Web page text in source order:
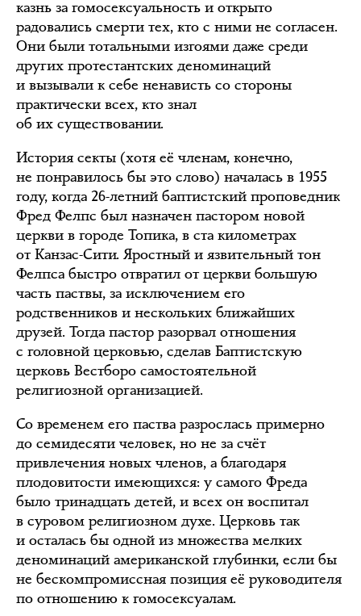
казнь за гомосексуальность и открыто
радовались смерти тех, кто с ними не согласен.
Они были тотальными изгоями даже среди
других протестантских деноминаций
и вызывали к себе ненависть со стороны
практически всех, кто знал
об их существовании.
История секты (хотя её членам, конечно,
не понравилось бы это слово) началась в 1955
году, когда 26-летний баптистский проповедник
Фред Фелпс был назначен пастором новой
церкви в городе Топика, в ста километрах
от Канзас-Сити. Яростный и язвительный тон
Фелпса быстро отвратил от церкви большую
часть паствы, за исключением его
родственников и нескольких ближайших
друзей. Тогда пастор разорвал отношения
с головной церковью, сделав Баптистскую
церковь Вестборо самостоятельной
религиозной организацией.
Со временем его паства разрослась примерно
до семидесяти человек, но не за счёт
привлечения новых членов, а благодаря
плодовитости имеющихся: у самого Фреда
было тринадцать детей, и всех он воспитал
в суровом религиозном духе. Церковь так
и осталась бы одной из множества мелких
деноминаций американской глубинки, если бы
не бескомпромиссная позиция её руководителя
по отношению к гомосексуалам.